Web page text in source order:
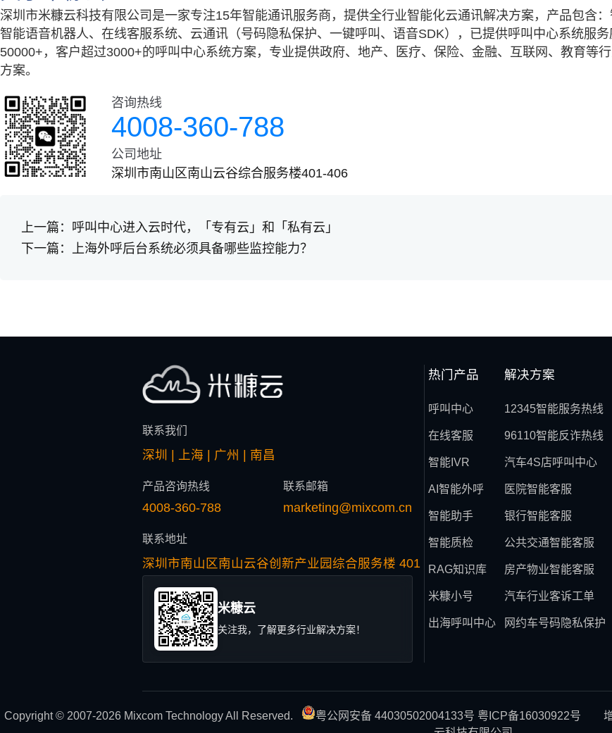
深圳市米糠云科技有限公司是一家专注15年智能通讯服务商，提供全行业智能化云通讯解决方案，产品包含：
智能语音机器人、在线客服系统、云通讯（号码隐私保护、一键呼叫、语音SDK），已提供呼叫中心系统服务
50000+，客户超过3000+的呼叫中心系统方案，专业提供政府、地产、医疗、保险、金融、互联网、教育等
方案。
咨询热线
4008-360-788
公司地址
深圳市南山区南山云谷综合服务楼401-406
上一篇： 呼叫中心进入云时代，「专有云」和「私有云」
下一篇：
上海外呼后台系统必须具备哪些监控能力？
联系我们
深圳 | 上海 | 广州 | 南昌
产品咨询热线
4008-360-788
联系邮箱
marketing@mixcom.cn
联系地址
深圳市南山区南山云谷创新产业园综合服务楼 401
米糠云
关注我，了解更多行业解决方案！
热门产品
呼叫中心
在线客服
智能IVR
AI智能外呼
智能助手
智能质检
RAG知识库
米糠小号
出海呼叫中心
解决方案
12345智能服务热线
96110智能反诈热线
汽车4S店呼叫中心
医院智能客服
银行智能客服
公共交通智能客服
房产物业智能客服
汽车行业客诉工单
网约车号码隐私保护
Copyright © 2007-2026 Mixcom Technology All Reserved. 粤公网安备 44030502004133号 粤ICP备16030922号 增